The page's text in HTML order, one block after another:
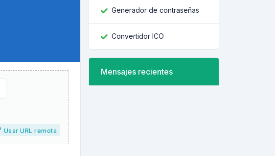
Usar URL remota
Generador de contraseñas
Convertidor ICO
Mensajes recientes